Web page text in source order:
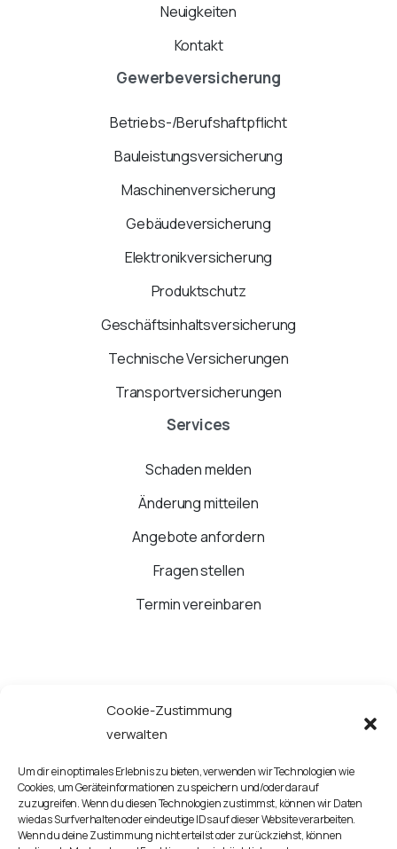
Cookie-Zustimmung
verwalten
Um dir ein optimales Erlebnis zu bieten, verwenden wir Technologien wie
Cookies, um Geräteinformationen zu speichern und/oder darauf
zuzugreifen. Wenn du diesen Technologien zustimmst, können wir Daten
wie das Surfverhalten oder eindeutige IDs auf dieser Website verarbeiten.
Wenn du deine Zustimmung nicht erteilst oder zurückziehst, können
Neuigkeiten
Kontakt
Gewerbeversicherung
Betriebs-/Berufshaftpflicht
Bauleistungsversicherung
Maschinenversicherung
Gebäudeversicherung
Elektronikversicherung
Produktschutz
Geschäftsinhaltsversicherung
Technische Versicherungen
Transportversicherungen
Services
Schaden melden
Änderung mitteilen
Angebote anfordern
Fragen stellen
Termin vereinbaren
JETZT ANRUFEN
Google Routenplaner starten
Kontaktieren Sie uns!